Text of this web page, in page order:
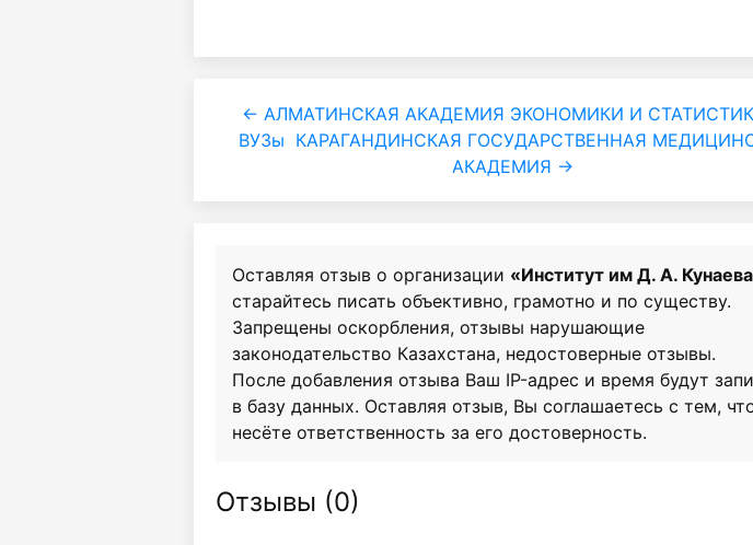
← АЛМАТИНСКАЯ АКАДЕМИЯ ЭКОНОМИКИ И
ВУЗы КАРАГАНДИНСКАЯ ГОСУДАРСТВЕННАЯ
АКАДЕМИЯ →
Оставляя отзыв о организации «Институт им Д. А.
старайтесь писать объективно, грамотно и по существу.
Запрещены оскорбления, отзывы нарушающие
законодательство Казахстана, недостоверные отзывы.
После добавления отзыва Ваш IP-адрес и время будут
в базу данных. Оставляя отзыв, Вы соглашаетесь с тем,
несёте ответственность за его достоверность.
Отзывы (0)